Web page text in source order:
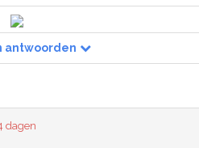
antwoorden
dagen